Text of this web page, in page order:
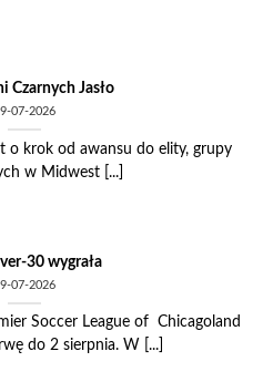
Czarnych Jasło
07-2026
o krok od awansu do elity, grupy
w Midwest [...]
30 wygrała
07-2026
Soccer League of Chicagoland
do 2 sierpnia. W [...]